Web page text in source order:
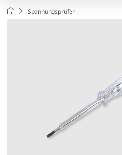
durchsuchen
StartseiteSpannungsprüfer